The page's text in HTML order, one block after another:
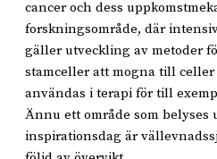
cancer och dess
forskningsområde, där
gäller utveckling av metoder
stamceller att mogna till
användas i terapi för till
Ännu ett område som belyses
inspirationsdag är